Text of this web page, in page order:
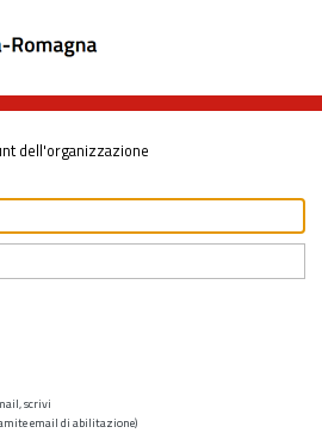
dell'organizzazione
scrivi
email di abilitazione)